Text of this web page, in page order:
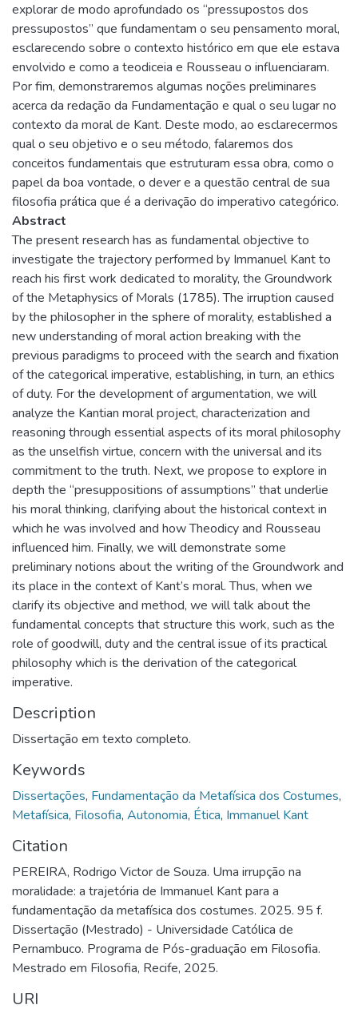
explorar de modo aprofundado os “pressupostos dos
pressupostos” que fundamentam o seu pensamento moral,
esclarecendo sobre o contexto histórico em que ele estava
envolvido e como a teodiceia e Rousseau o influenciaram.
Por fim, demonstraremos algumas noções preliminares
acerca da redação da Fundamentação e qual o seu lugar no
contexto da moral de Kant. Deste modo, ao esclarecermos
qual o seu objetivo e o seu método, falaremos dos
conceitos fundamentais que estruturam essa obra, como o
papel da boa vontade, o dever e a questão central de sua
filosofia prática que é a derivação do imperativo categórico.
Abstract
The present research has as fundamental objective to
investigate the trajectory performed by Immanuel Kant to
reach his first work dedicated to morality, the Groundwork
of the Metaphysics of Morals (1785). The irruption caused
by the philosopher in the sphere of morality, established a
new understanding of moral action breaking with the
previous paradigms to proceed with the search and fixation
of the categorical imperative, establishing, in turn, an ethics
of duty. For the development of argumentation, we will
analyze the Kantian moral project, characterization and
reasoning through essential aspects of its moral philosophy
as the unselfish virtue, concern with the universal and its
commitment to the truth. Next, we propose to explore in
depth the “presuppositions of assumptions” that underlie
his moral thinking, clarifying about the historical context in
which he was involved and how Theodicy and Rousseau
influenced him. Finally, we will demonstrate some
preliminary notions about the writing of the Groundwork and
its place in the context of Kant’s moral. Thus, when we
clarify its objective and method, we will talk about the
fundamental concepts that structure this work, such as the
role of goodwill, duty and the central issue of its practical
philosophy which is the derivation of the categorical
imperative.
Description
Dissertação em texto completo.
Keywords
Dissertações, Fundamentação da Metafísica dos Costumes,
Metafísica, Filosofia, Autonomia, Ética, Immanuel Kant
Citation
PEREIRA, Rodrigo Victor de Souza. Uma irrupção na
moralidade: a trajetória de Immanuel Kant para a
fundamentação da metafísica dos costumes. 2025. 95 f.
Dissertação (Mestrado) - Universidade Católica de
Pernambuco. Programa de Pós-graduação em Filosofia.
Mestrado em Filosofia, Recife, 2025.
URI